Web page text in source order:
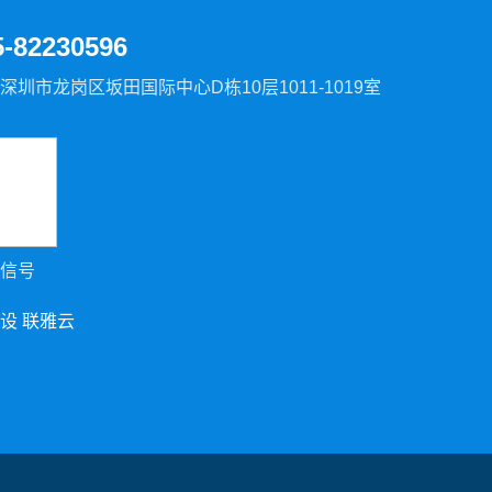
82230596
圳市龙岗区坂田国际中心D栋10层1011-1019室
号
联雅云